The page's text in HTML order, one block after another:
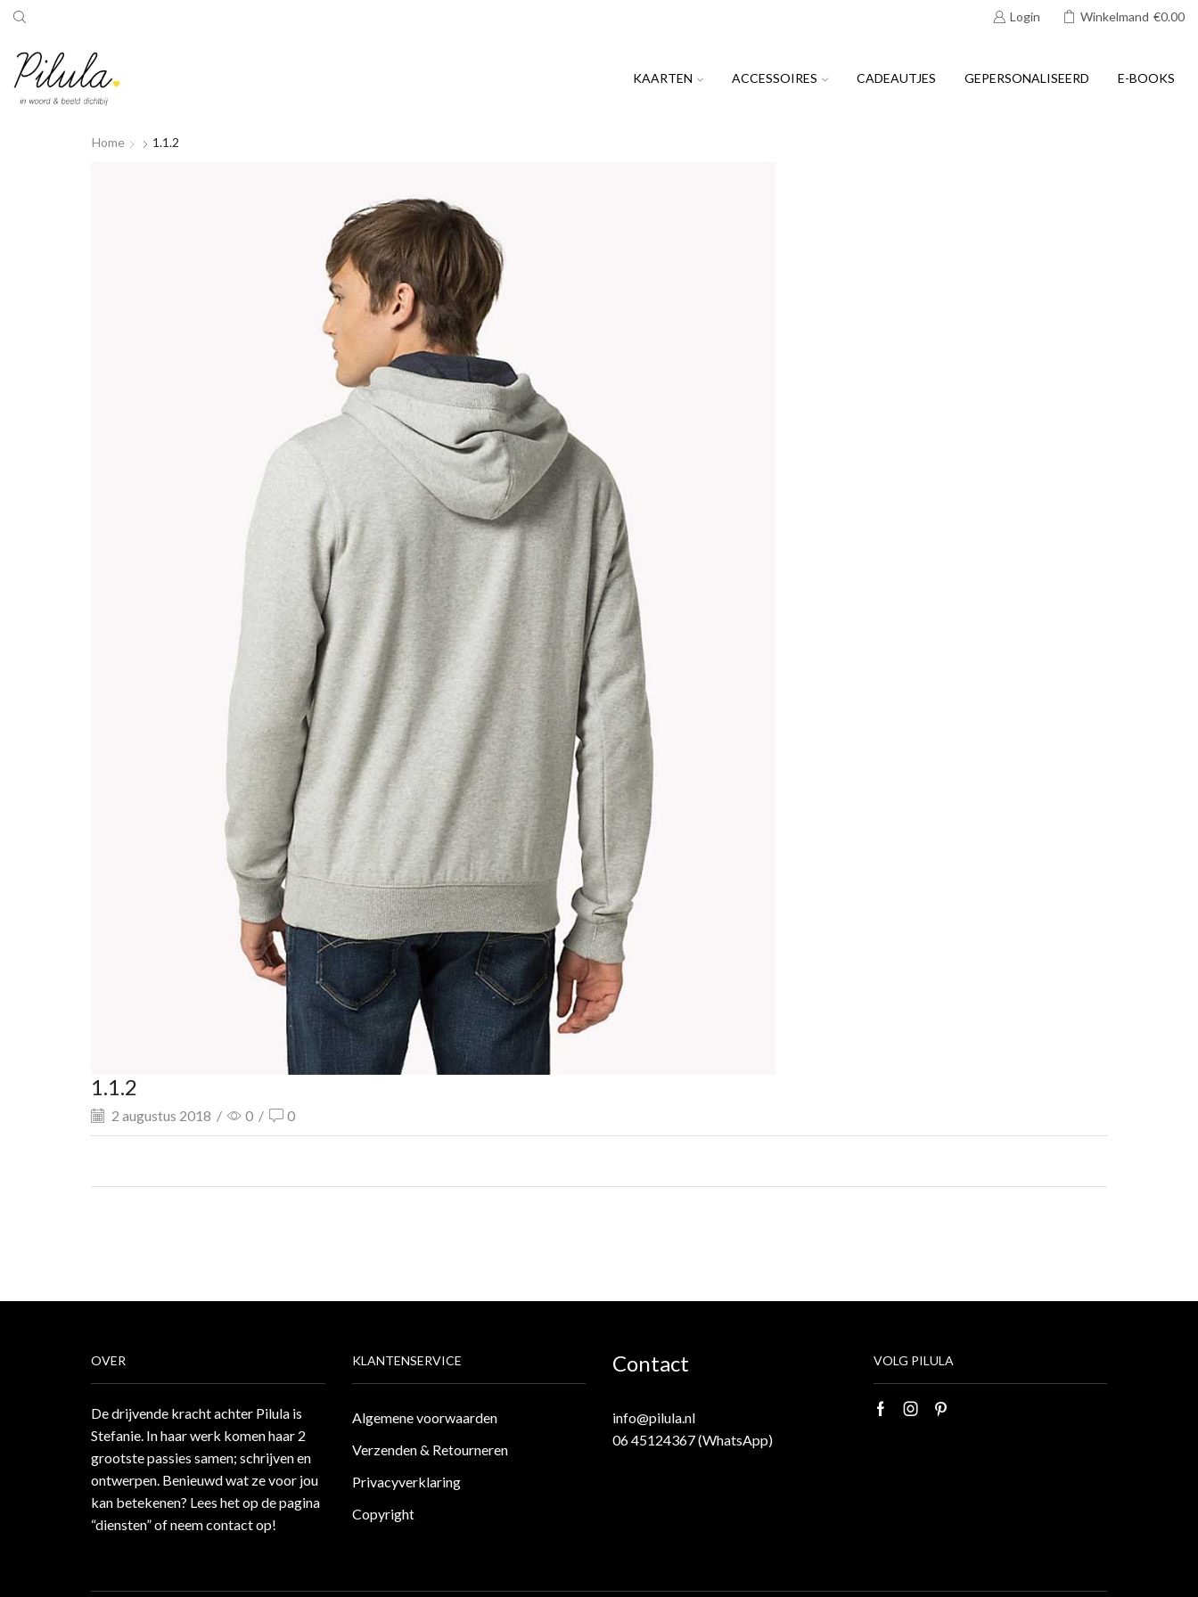
Login Winkelmand €0.00
KAARTEN ACCESSOIRES CADEAUTJES GEPERSONALISEERD E-BOOKS
Home 1.1.2
1.1.2
2 augustus 2018 / 0 / 0
OVER
De drijvende kracht achter Pilula is
Stefanie. In haar werk komen haar 2
grootste passies samen; schrijven en
ontwerpen. Benieuwd wat ze voor jou
kan betekenen? Lees het op de pagina
“diensten”of neemcontactop!
KLANTENSERVICE
Algemene voorwaarden
Verzenden & Retourneren
Privacyverklaring
Copyright
Contact
info@pilula.nl
06 45124367 (WhatsApp)
VOLG PILULA
Facebook
InstagramPinterest